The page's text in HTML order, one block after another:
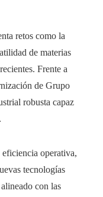
retos como la
de materias
Frente a
de Grupo
robusta capaz
operativa,
tecnologías
con las